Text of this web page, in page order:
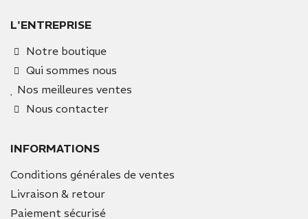
L'ENTREPRISE
Notre boutique
Qui sommes nous
Nos meilleures ventes
Nous contacter
INFORMATIONS
Conditions générales de ventes
Livraison & retour
Paiement sécurisé